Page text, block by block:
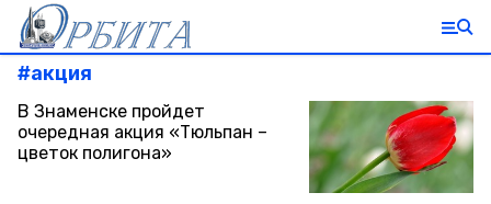
#акция
В Знаменске пройдет
очередная акция «Тюльпан –
цветок полигона»